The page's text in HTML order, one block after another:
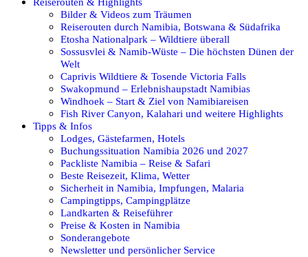
Bilder & Videos zum Träumen
Reiserouten durch Namibia, Botswana & Südafrika
Etosha Nationalpark – Wildtiere überall
Sossusvlei & Namib-Wüste – Die höchsten Dünen der
Welt
Caprivis Wildtiere & Tosende Victoria Falls
Swakopmund – Erlebnishaupstadt Namibias
Windhoek – Start & Ziel von Namibiareisen
Fish River Canyon, Kalahari und weitere Highlights
Tipps & Infos
Lodges, Gästefarmen, Hotels
Buchungssituation Namibia 2026 und 2027
Packliste Namibia – Reise & Safari
Beste Reisezeit, Klima, Wetter
Sicherheit in Namibia, Impfungen, Malaria
Campingtipps, Campingplätze
Landkarten & Reiseführer
Preise & Kosten in Namibia
Sonderangebote
Newsletter und persönlicher Service